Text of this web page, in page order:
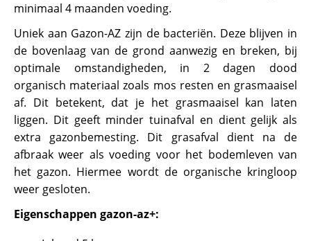
minimaal 4 maanden voeding.
Uniek aan Gazon-AZ zijn de bacteriën. Deze blijven in
de bovenlaag van de grond aanwezig en breken, bij
optimale omstandigheden, in 2 dagen dood
organisch materiaal zoals mos resten en grasmaaisel
af. Dit betekent, dat je het grasmaaisel kan laten
liggen. Dit geeft minder tuinafval en dient gelijk als
extra gazonbemesting. Dit grasafval dient na de
afbraak weer als voeding voor het bodemleven van
het gazon. Hiermee wordt de organische kringloop
weer gesloten.
Eigenschappen gazon-az+: